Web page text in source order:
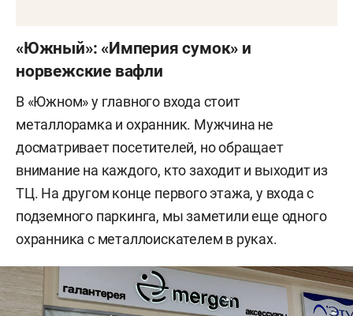
«Южный»: «Империя сумок» и
норвежские вафли
В «Южном» у главного входа стоит
металлорамка и охранник. Мужчина не
досматривает посетителей, но обращает
внимание на каждого, кто заходит и выходит из
ТЦ. На другом конце первого этажа, у входа с
подземного паркинга, мы заметили еще одного
охранника с металлоискателем в руках.